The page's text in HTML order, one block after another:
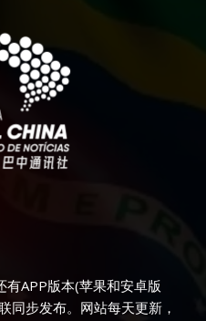
APP版本(苹果和安卓版
同步发布。网站每天更新，